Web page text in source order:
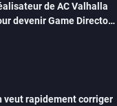
de AC Valhalla
devenir Game Director
veut rapidement corriger